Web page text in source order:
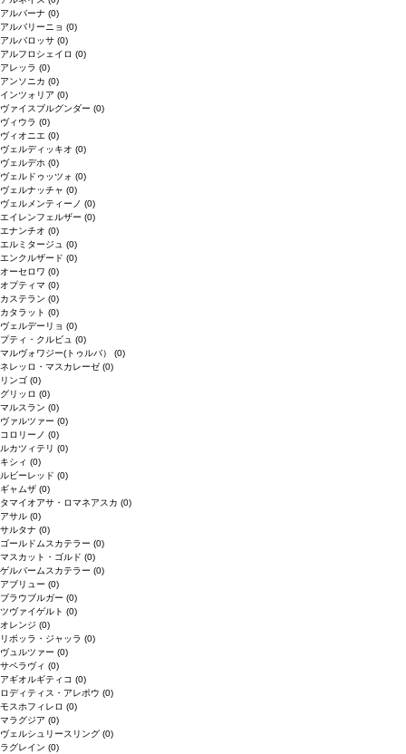
アルバーナ (0)
アルバリーニョ (0)
アルバロッサ (0)
アルフロシェイロ (0)
アレッラ (0)
アンソニカ (0)
インツォリア (0)
ヴァイスブルグンダー (0)
ヴィウラ (0)
ヴィオニエ (0)
ヴェルディッキオ (0)
ヴェルデホ (0)
ヴェルドゥッツォ (0)
ヴェルナッチャ (0)
ヴェルメンティーノ (0)
エイレンフェルザー (0)
エナンチオ (0)
エルミタージュ (0)
エンクルザード (0)
オーセロワ (0)
オプティマ (0)
カステラン (0)
カタラット (0)
ヴェルデーリョ (0)
プティ・クルビュ (0)
マルヴォワジー(トゥルバ） (0)
ネレッロ・マスカレーゼ (0)
リンゴ (0)
グリッロ (0)
マルスラン (0)
ヴァルツァー (0)
コロリーノ (0)
ルカツィテリ (0)
キシィ (0)
ルビーレッド (0)
ギャムザ (0)
タマイオアサ・ロマネアスカ (0)
アサル (0)
サルタナ (0)
ゴールドムスカテラー (0)
マスカット・ゴルド (0)
ゲルバームスカテラー (0)
アブリュー (0)
ブラウブルガー (0)
ツヴァイゲルト (0)
オレンジ (0)
リボッラ・ジャッラ (0)
ヴュルツァー (0)
サペラヴィ (0)
アギオルギティコ (0)
ロディティス・アレポウ (0)
モスホフィレロ (0)
マラグジア (0)
ヴェルシュリースリング (0)
ラグレイン (0)